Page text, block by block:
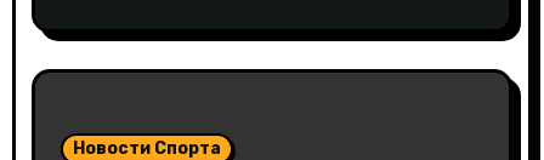
Новости Спорта